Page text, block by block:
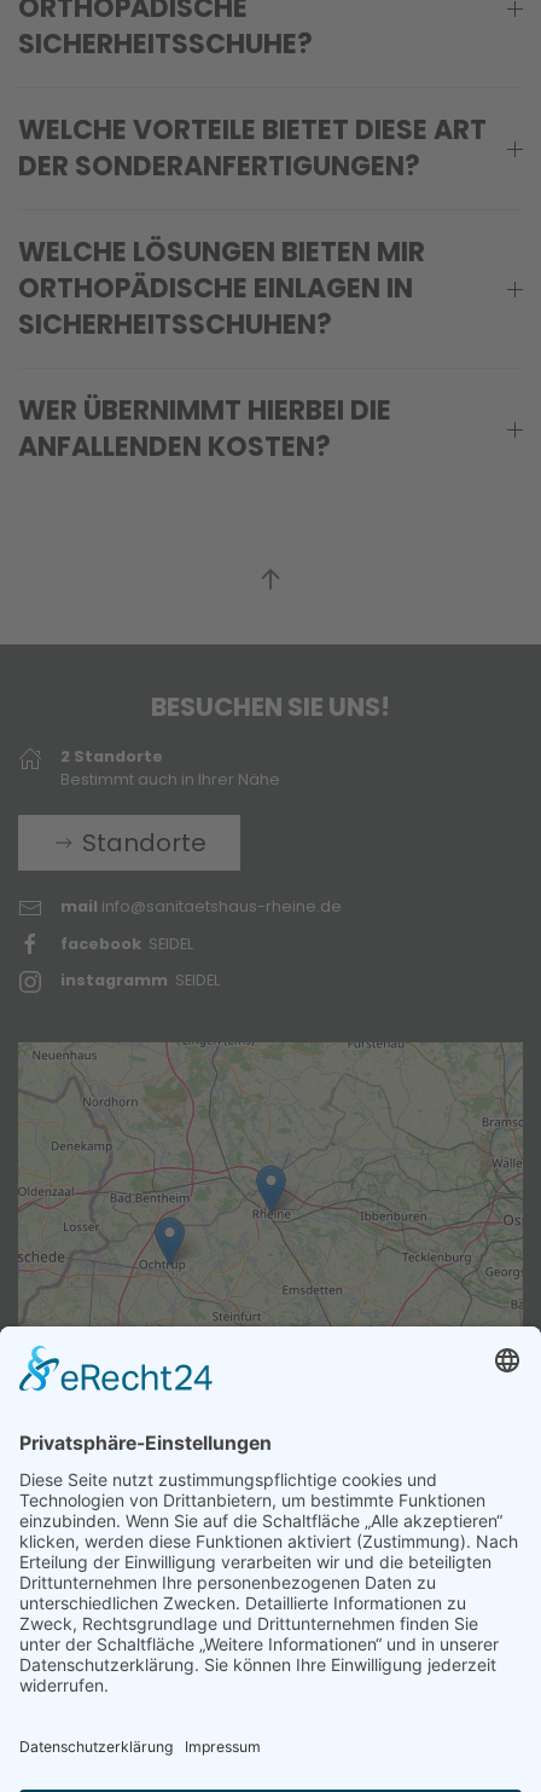
ORTHOPÄDISCHE
SICHERHEITSSCHUHE?
WELCHE VORTEILE BIETET DIESE ART
DER SONDERANFERTIGUNGEN?
WELCHE LÖSUNGEN BIETEN MIR
ORTHOPÄDISCHE EINLAGEN IN
SICHERHEITSSCHUHEN?
WER ÜBERNIMMT HIERBEI DIE
ANFALLENDEN KOSTEN?
BESUCHEN SIE UNS!
2 Standorte
Bestimmt auch in Ihrer Nähe
Standorte
mail info@sanitaetshaus-rheine.de
facebook SEIDEL
instagramm SEIDEL
OpenStreetMap
REZEPTE EINLÖSEN
Schicken Sie uns Ihr Hilfsmittelrezept bequem und kostenlos per
Post
Wie funktioniert es?
Seidel Rheine Freiumschläge